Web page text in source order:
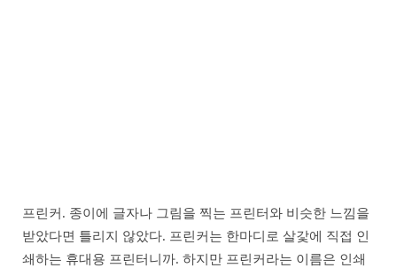
프린커. 종이에 글자나 그림을 찍는 프린터와 비슷한 느낌을
받았다면 틀리지 않았다. 프린커는 한마디로 살갗에 직접 인
쇄하는 휴대용 프린터니까. 하지만 프린커라는 이름은 인쇄